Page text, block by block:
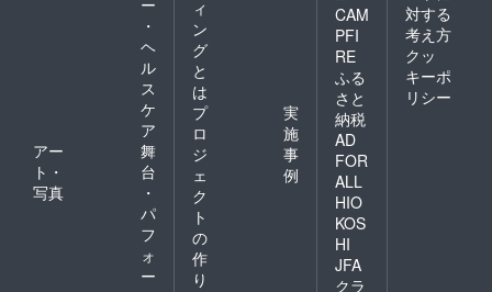
ー
・
ヘ
ル
ス
ケ
ア
アー
ト・
写真
舞
台
・
パ
フ
ォ
ー
ィ
ン
グ
と
は
プ
ロ
ジ
ェ
ク
ト
の
作
り
実
施
事
例
CAM
PFI
RE
ふる
さと
納税
AD
FOR
ALL
HIO
KOS
HI
JFA
クラ
対する
考え方
クッ
キーポ
リシー